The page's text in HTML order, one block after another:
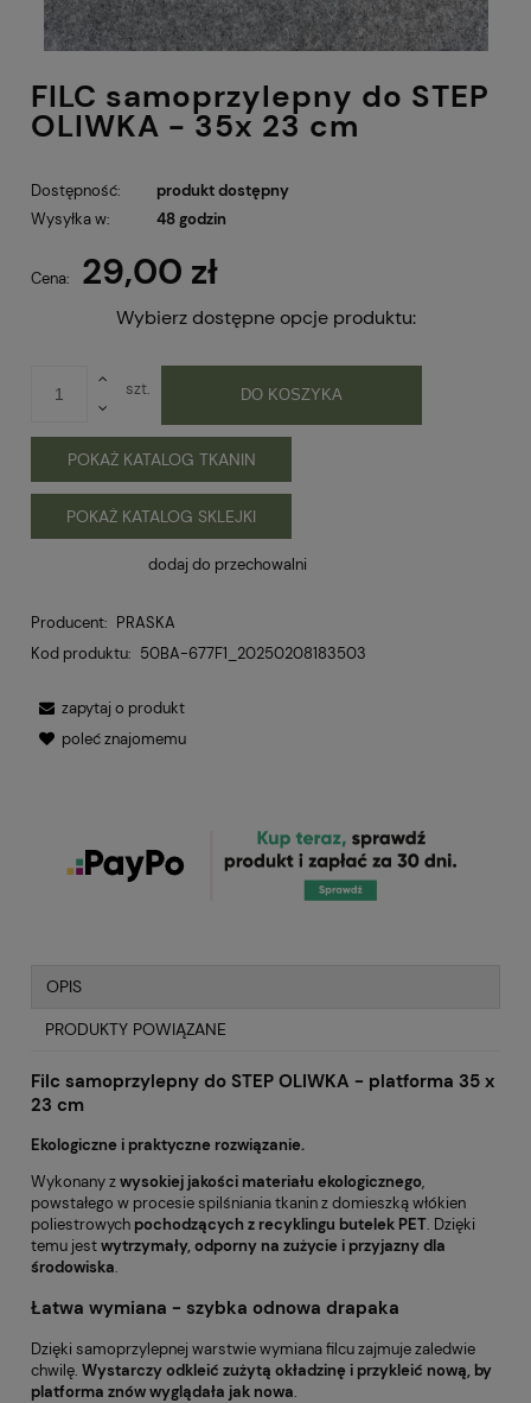
FILC samoprzylepny do STEP
OLIWKA - 35x 23 cm
Dostępność:
produkt dostępny
Wysyłka w:
48 godzin
Cena: 29,00 zł
Wybierz dostępne opcje produktu:
szt. DO KOSZYKA
POKAŻ KATALOG TKANIN
POKAŻ KATALOG SKLEJKI
dodaj do przechowalni
Producent: PRASKA
Kod produktu: 50BA-677F1_20250208183503
zapytaj o produkt
poleć znajomemu
OPIS
PRODUKTY POWIĄZANE
Filc samoprzylepny do STEP OLIWKA - platforma 35 x
23 cm
Ekologiczne i praktyczne rozwiązanie.
Wykonany zwysokiej jakości materiału ekologicznego,
powstałego w procesie spilśniania tkanin z domieszką włókien
poliestrowych pochodzących z recyklingu butelek PET. Dzięki
temu jestwytrzymały, odporny na zużycie i przyjazny dla
środowiska.
Łatwa wymiana - szybka odnowa drapaka
Dzięki samoprzylepnej warstwie wymiana filcu zajmuje zaledwie
chwilę. Wystarczy odkleić zużytą okładzinę i przykleić nową, by
platforma znów wyglądała jak nowa.